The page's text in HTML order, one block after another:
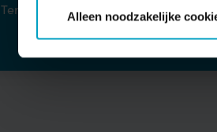
Alleen noodzakelijke
Terug naar overzicht